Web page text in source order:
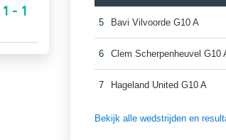
1 - 1
5 Bavi Vilvoorde G10 A
6 Clem Scherpenheuvel G10
7 Hageland United G10 A
Bekijk alle wedstrijden en